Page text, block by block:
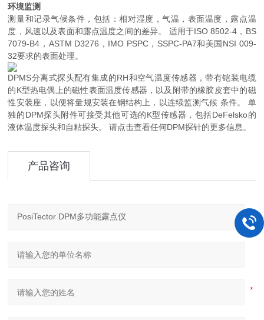
环境监测
测量和记录气候条件，包括：相对湿度，气温，表面温度，露点温
度，风速以及表面和露点温度之间的差异。 适用于ISO 8502-4，BS
7079-B4，ASTM D3276，IMO PSPC，SSPC-PA7和美国NSI 009-
32要求的表面处理。
DPMS分离式探头配有集成的RH和空气温度传感器，带有铠装电缆
的K型热电偶上的磁性表面温度传感器，以及附带的橡胶皮套中的磁
性安装座，以便将量规安装在钢结构上，以连续监测气候 条件。 单
独的DPM探头附件可接受其他可选的K型传感器，包括DeFelsko的
液体温度探头和自粘探头。 请点击查看任何DPM探针的更多信息。
产品咨询